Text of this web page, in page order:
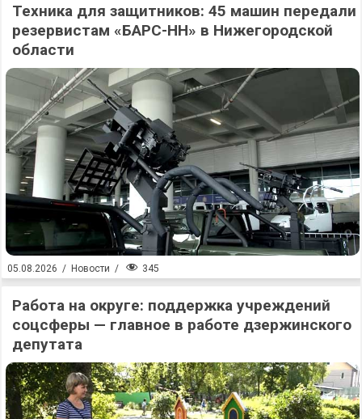
Техника для защитников: 45 машин передали
резервистам «БАРС-НН» в Нижегородской
области
05.08.2026 / Новости / 345
Работа на округе: поддержка учреждений
соцсферы — главное в работе дзержинского
депутата